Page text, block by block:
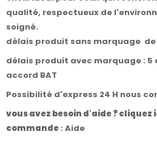
qualité, respectueux de
soigné.
délais produit sans marquage de
délais produit avec marquage : 5
accord BAT
Possibilité d'express 24 H nous
vous avez besoin d'aide ?
commande : Aide